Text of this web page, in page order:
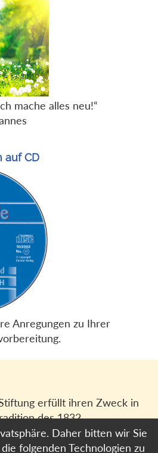
mache alles neu!“
auf CD
Anregungen zu Ihrer
erfüllt ihren Zweck in
des 1832
Verlagsvereins, der
Bücher und Medien
Daher bitten wir Sie
folgenden Technologien zu